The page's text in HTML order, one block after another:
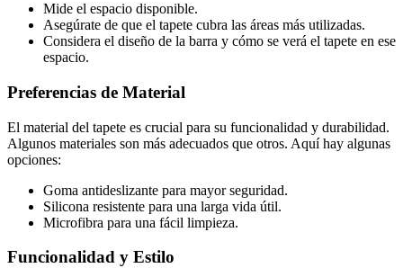
Mide el espacio disponible.
Asegúrate de que el tapete cubra las áreas más utilizadas.
Considera el diseño de la barra y cómo se verá el tapete en ese
espacio.
Preferencias de Material
El material del tapete es crucial para su funcionalidad y durabilidad.
Algunos materiales son más adecuados que otros. Aquí hay algunas
opciones:
Goma antideslizante para mayor seguridad.
Silicona resistente para una larga vida útil.
Microfibra para una fácil limpieza.
Funcionalidad y Estilo